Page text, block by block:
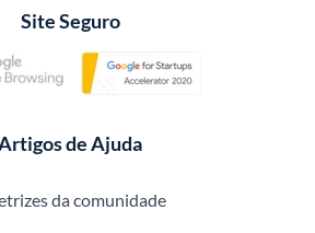
Site Seguro
de Ajuda
da comunidade